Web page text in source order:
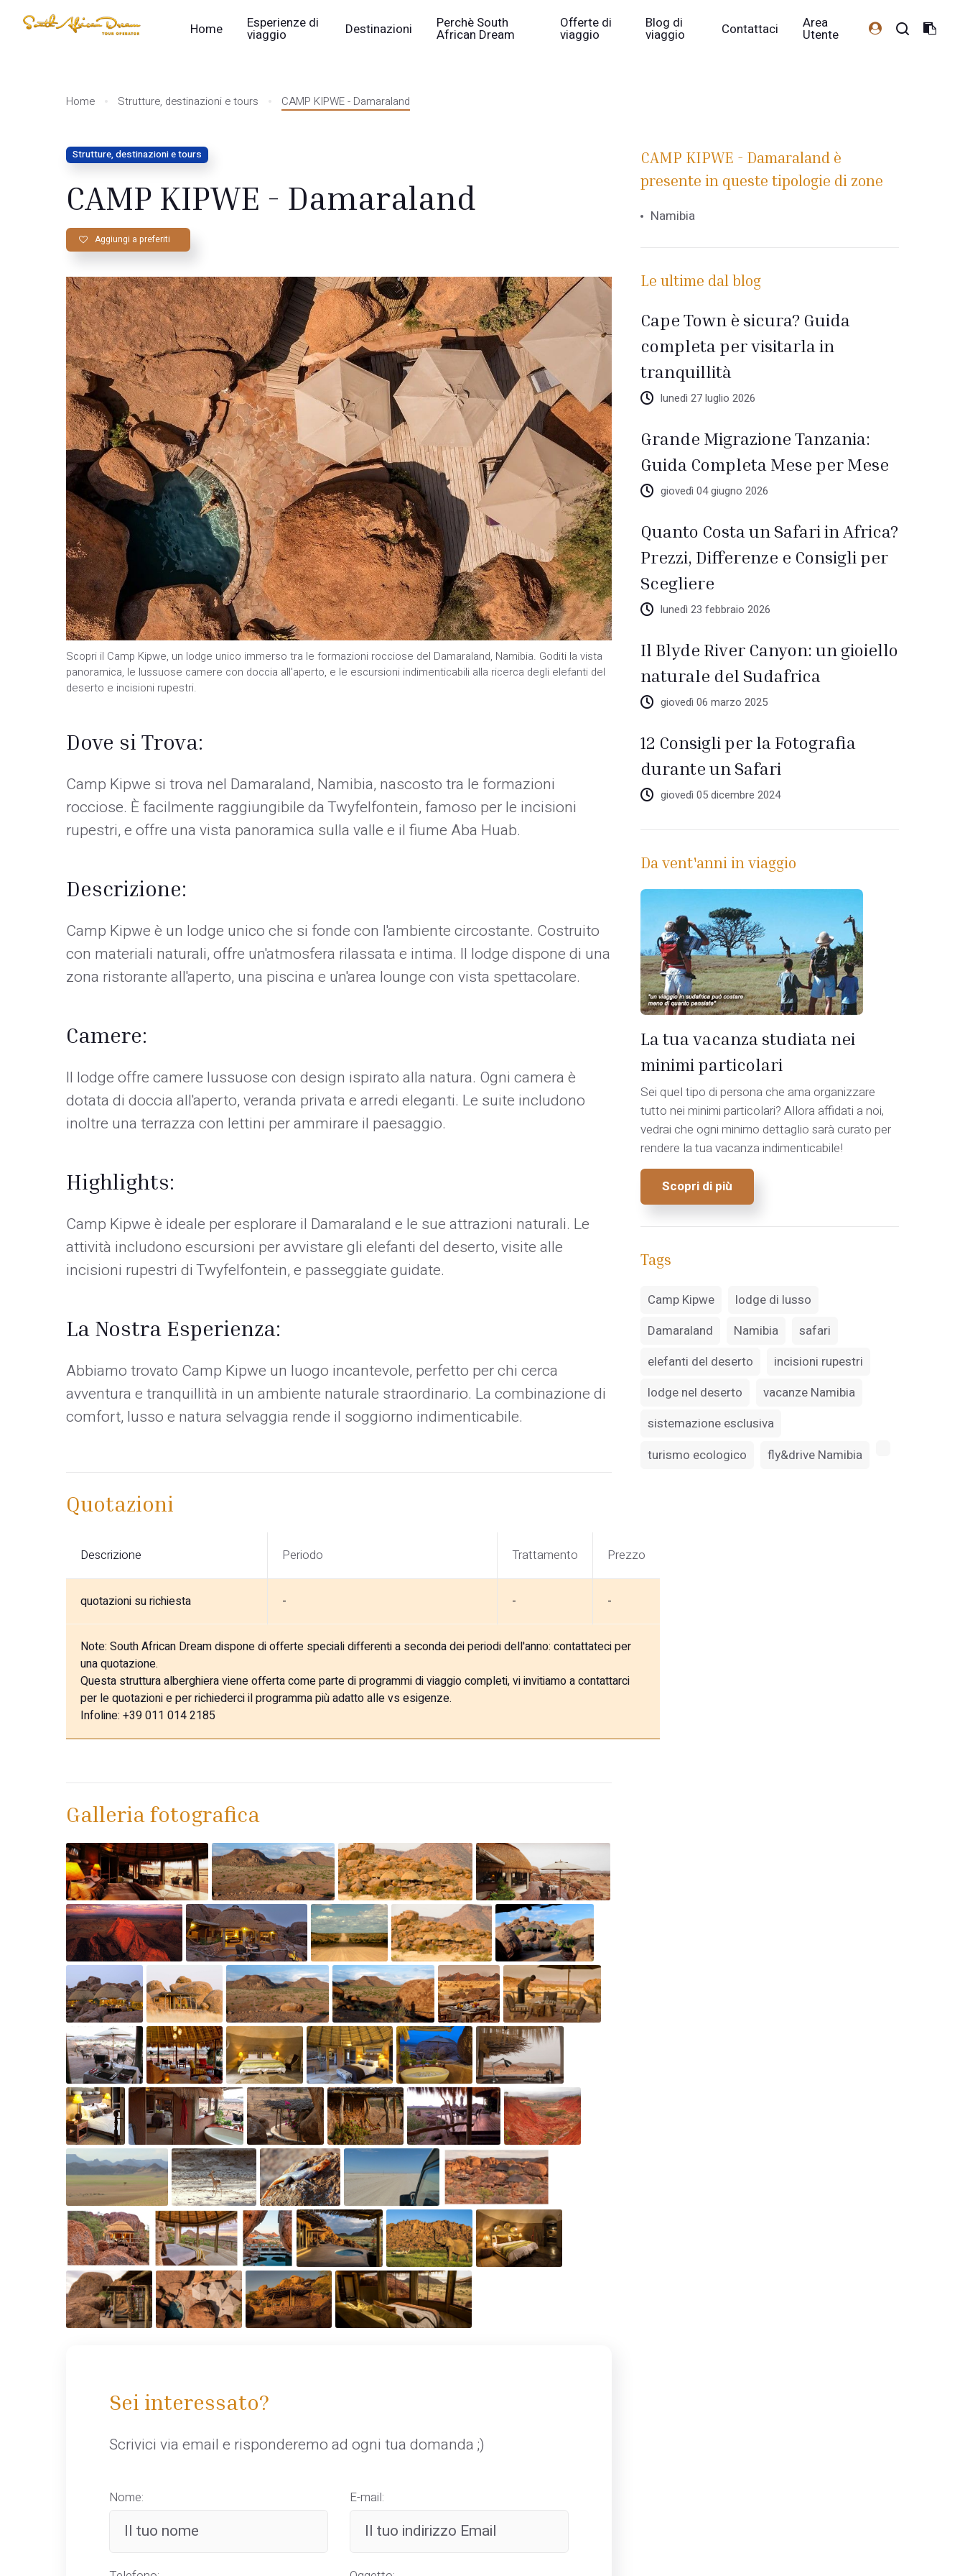
Home Esperienze di
viaggio Destinazioni Perchè South
African Dream
Offerte di
viaggio
Blog di
viaggio Contattaci Area
Utente
Home Strutture, destinazioni e tours CAMP KIPWE - Damaraland
Strutture, destinazioni e tours
CAMP KIPWE - Damaraland
Aggiungi a preferiti
Scopri il Camp Kipwe, un lodge unico immerso tra le formazioni rocciose del Damaraland, Namibia. Goditi la vista
panoramica, le lussuose camere con doccia all'aperto, e le escursioni indimenticabili alla ricerca degli elefanti del
deserto e incisioni rupestri.
Dove si Trova:
Camp Kipwe si trova nel Damaraland, Namibia, nascosto tra le formazioni
rocciose. È facilmente raggiungibile da Twyfelfontein, famoso per le incisioni
rupestri, e offre una vista panoramica sulla valle e il fiume Aba Huab.
Descrizione:
Camp Kipwe è un lodge unico che si fonde con l'ambiente circostante. Costruito
con materiali naturali, offre un'atmosfera rilassata e intima. Il lodge dispone di una
zona ristorante all'aperto, una piscina e un'area lounge con vista spettacolare.
Camere:
Il lodge offre camere lussuose con design ispirato alla natura. Ogni camera è
dotata di doccia all'aperto, veranda privata e arredi eleganti. Le suite includono
inoltre una terrazza con lettini per ammirare il paesaggio.
Highlights:
Camp Kipwe è ideale per esplorare il Damaraland e le sue attrazioni naturali. Le
attività includono escursioni per avvistare gli elefanti del deserto, visite alle
incisioni rupestri di Twyfelfontein, e passeggiate guidate.
La Nostra Esperienza:
Abbiamo trovato Camp Kipwe un luogo incantevole, perfetto per chi cerca
avventura e tranquillità in un ambiente naturale straordinario. La combinazione di
comfort, lusso e natura selvaggia rende il soggiorno indimenticabile.
Quotazioni
Descrizione Periodo Trattamento Prezzo
quotazioni su richiesta - - -
Note: South African Dream dispone di offerte speciali differenti a seconda dei periodi dell'anno: contattateci per
una quotazione.
Questa struttura alberghiera viene offerta come parte di programmi di viaggio completi, vi invitiamo a contattarci
per le quotazioni e per richiederci il programma più adatto alle vs esigenze.
Infoline: +39 011 014 2185
Galleria fotografica
Sei interessato?
Scrivici via email e risponderemo ad ogni tua domanda ;)
Nome: E-mail:
CAMP KIPWE - Damaraland è
presente in queste tipologie di zone
Namibia
Le ultime dal blog
Cape Town è sicura? Guida
completa per visitarla in
tranquillità
lunedì 27 luglio 2026
Grande Migrazione Tanzania:
Guida Completa Mese per Mese
giovedì 04 giugno 2026
Quanto Costa un Safari in Africa?
Prezzi, Differenze e Consigli per
Scegliere
lunedì 23 febbraio 2026
Il Blyde River Canyon: un gioiello
naturale del Sudafrica
giovedì 06 marzo 2025
12 Consigli per la Fotografia
durante un Safari
giovedì 05 dicembre 2024
Da vent'anni in viaggio
La tua vacanza studiata nei
minimi particolari
Sei quel tipo di persona che ama organizzare
tutto nei minimi particolari? Allora affidati a noi,
vedrai che ogni minimo dettaglio sarà curato per
rendere la tua vacanza indimenticabile!
Scopri di più
Tags
Camp Kipwe
lodge di lusso
Damaraland
Namibia
safari
elefanti del deserto
incisioni rupestri
lodge nel deserto
vacanze Namibia
sistemazione esclusiva
turismo ecologico
fly&drive Namibia